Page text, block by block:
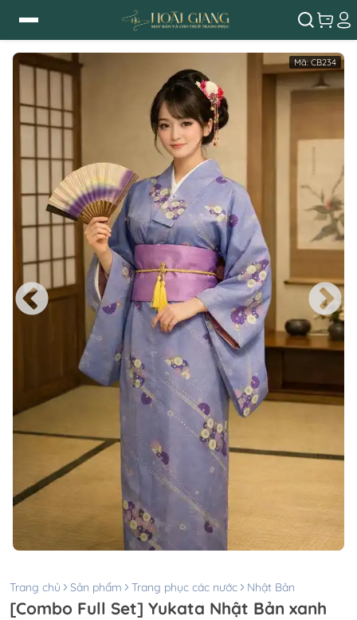
Mã: CB234
Trang chủ Sản phẩm Trang phục các nước Nhật Bản
[Combo Full Set] Yukata Nhật Bản xanh